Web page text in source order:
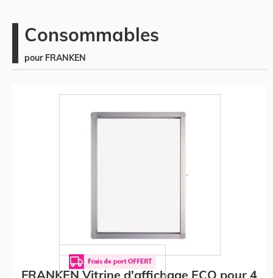
Consommables
pour FRANKEN
FRANKEN Vitrine d'affichage ECO pour 4